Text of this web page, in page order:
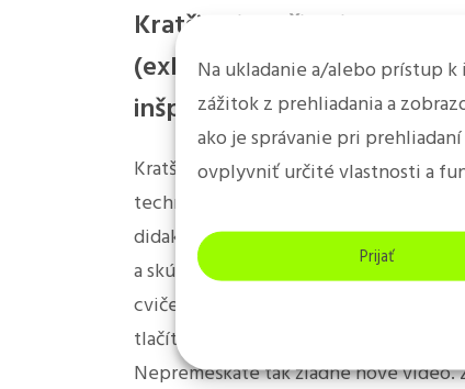
Na ukladanie a/alebo prístup
zážitok z prehliadania a
ako je správanie pri
ovplyvniť určité vlastnosti a
Prijať
Kratšie aj dlhšie videá zo
(exhibícií) pre váš
inšpiráciu.
Kratšie aj dlhšie videá zo seminárov a
technického riaditeľa SAA (
didaktického systému (didaktický
a skúšobného poriadku (6.-1. Kyu a 1.-
cvičení a učení. Nezabudnite si
tlačítka “Subscribe” a tiež ikonku
Nepremeškáte tak žiadne nové